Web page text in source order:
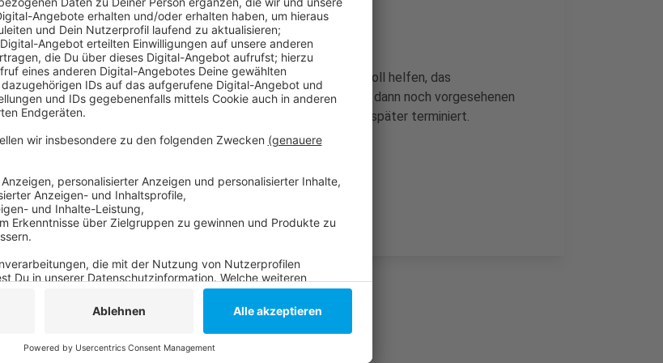
Anzeige
Die Reduzierung von Reisekilometern und Hotelübernachtungen soll helfen, das
Infektionsrisiko innerhalb der Mannschaften zu minimieren. Die 14 dann noch vorgesehenen
Partien gegen die Teams aus der jeweils anderen Gruppe werden später terminiert.
Infos der DEG
Anzeige